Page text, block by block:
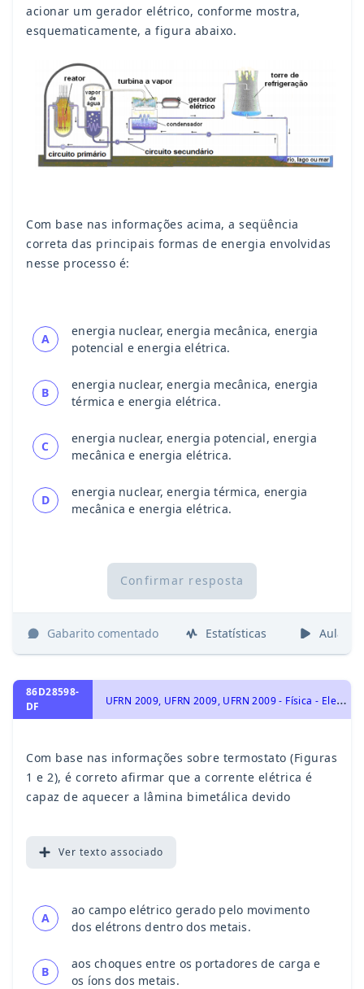
acionar um gerador elétrico, conforme mostra,
esquematicamente, a figura abaixo.
Com base nas informações acima, a seqüência
correta das principais formas de energia envolvidas
nesse processo é:
A
energia nuclear, energia mecânica, energia
potencial e energia elétrica.
B
energia nuclear, energia mecânica, energia
térmica e energia elétrica.
C
energia nuclear, energia potencial, energia
mecânica e energia elétrica.
D
energia nuclear, energia térmica, energia
mecânica e energia elétrica.
Confirmar resposta
Gabarito comentado Estatísticas Aulas
86D28598-
DF
U
FRN 2009, UFRN 2009, UFRN 2009 - Física - Eletrodinâmica - Corrente Elétrica, Circuitos Elétricos e Leis de Kirchhoff, Eletricidade
Com base nas informações sobre termostato (Figuras
1 e 2), é correto afirmar que a corrente elétrica é
capaz de aquecer a lâmina bimetálica devido
Ver texto associado
A
ao campo elétrico gerado pelo movimento
dos elétrons dentro dos metais.
B
aos choques entre os portadores de carga e
os íons dos metais.